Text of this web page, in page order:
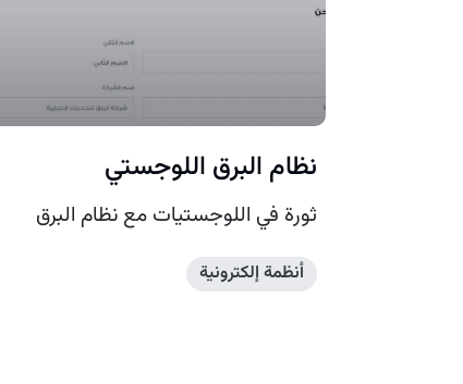
نظام البرق اللوجستي
ثورة في اللوجستيات مع نظام البرق
أنظمة إلكترونية